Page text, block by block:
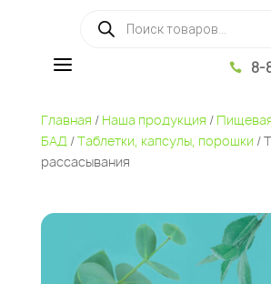
a  8-
Главная / Наша продукция /
БАД/Таблетки, капсулы, порошки /
рассасывания